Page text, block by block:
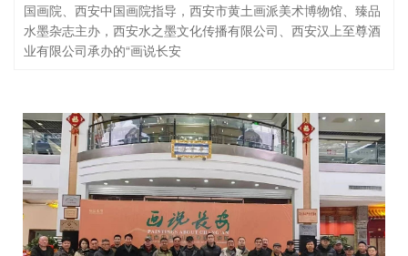
国画院、西安中国画院指导，西安市黄土画派美术博物馆、臻品
水墨杂志主办，西安水之墨文化传播有限公司、西安汉上至尊酒
业有限公司承办的“画说长安